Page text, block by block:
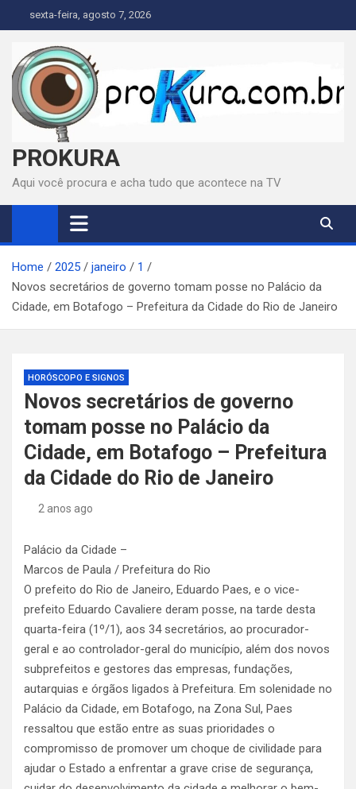
to
content
sexta-feira, agosto 7, 2026
PROKURA
Aqui você procura e acha tudo que acontece na TV
Home 2025 janeiro
1
Novos secretários de governo tomam posse no Palácio da
Cidade, em Botafogo – Prefeitura da Cidade do Rio de Janeiro
HORÓSCOPO E SIGNOS
Novos secretários de governo
tomam posse no Palácio da
Cidade, em Botafogo – Prefeitura
da Cidade do Rio de Janeiro
2 anos ago
Palácio da Cidade –
Marcos de Paula / Prefeitura do Rio
O prefeito do Rio de Janeiro, Eduardo Paes, e o vice-
prefeito Eduardo Cavaliere deram posse, na tarde desta
quarta-feira (1º/1), aos 34 secretários, ao procurador-
geral e ao controlador-geral do município, além dos novos
subprefeitos e gestores das empresas, fundações,
autarquias e órgãos ligados à Prefeitura. Em solenidade no
Palácio da Cidade, em Botafogo, na Zona Sul, Paes
ressaltou que estão entre as suas prioridades o
compromisso de promover um choque de civilidade para
ajudar o Estado a enfrentar a grave crise de segurança,